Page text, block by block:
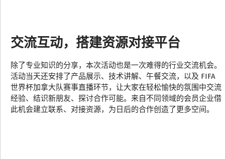
交流互动，搭建资源对接平台
除了专业知识的分享，本次活动也是一次难得的行业交流机会。
活动当天还安排了产品展示、技术讲解、午餐交流，以及 FIFA
世界杯加拿大队赛事直播环节，让大家在轻松愉快的氛围中交流
经验、结识新朋友、探讨合作可能。来自不同领域的会员企业借
此机会建立联系、对接资源，为日后的合作创造了更多空间。